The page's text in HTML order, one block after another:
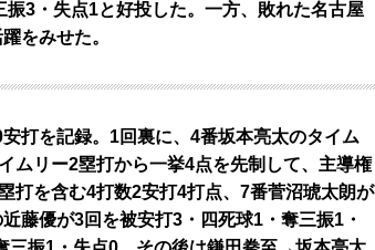
3・失点1と好投した。一方、敗れた名古屋
をみせた。
打を記録。1回裏に、4番坂本亮太のタイム
ムリー2塁打から一挙4点を先制して、主導権
打を含む4打数2安打4打点、7番菅沼琥太朗が
藤優が3回を被安打3・四死球1・奪三振1・